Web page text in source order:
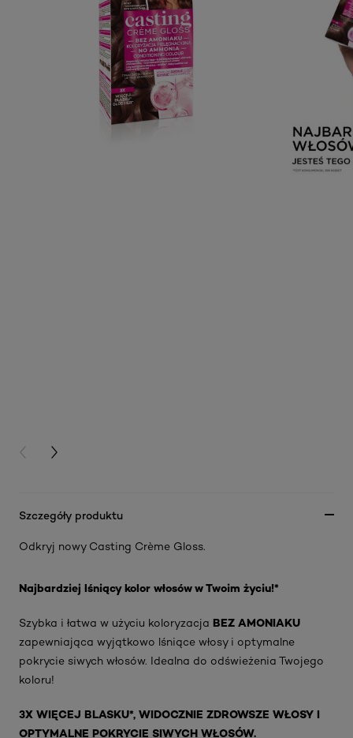
PREVIOUS CARD
NEXT CARD
Szczegóły produktu
Odkryj nowy Casting Crème Gloss.
Najbardziej lśniący kolor włosów w Twoim życiu!*
Szybka i łatwa w użyciu koloryzacja BEZ AMONIAKU
zapewniająca wyjątkowo lśniące włosy i optymalne
pokrycie siwych włosów. Idealna do odświeżenia Twojego
koloru!
3X WIĘCEJ BLASKU*, WIDOCZNIE ZDROWSZE WŁOSY I
OPTYMALNE POKRYCIE SIWYCH WŁOSÓW.